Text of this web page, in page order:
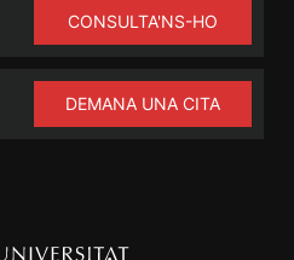
CONSULTA'NS-HO
DEMANA UNA CITA